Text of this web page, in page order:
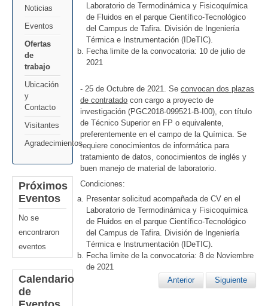
Noticias
Eventos
Ofertas
de
trabajo
Ubicación
y
Contacto
Visitantes
Agradecimientos
Próximos
Eventos
No se
encontraron
eventos
Calendario
de
Laboratorio de Termodinámica y Fisicoquímica
de Fluidos en el parque Científico-Tecnológico
del Campus de Tafira. División de Ingeniería
Térmica e Instrumentación (IDeTIC).
Fecha limite de la convocatoria: 10 de julio de
2021
- 25 de Octubre de 2021. Seconvocan dos plazas
de contratado con cargo a proyecto de
investigación (PGC2018-099521-B-I00), con título
de Técnico Superior en FP o equivalente,
preferentemente en el campo de la Química. Se
requiere conocimientos de informática para
tratamiento de datos, conocimientos de inglés y
buen manejo de material de laboratorio.
Condiciones:
Presentar solicitud acompañada de CV en el
Laboratorio de Termodinámica y Fisicoquímica
de Fluidos en el parque Científico-Tecnológico
del Campus de Tafira. División de Ingeniería
Térmica e Instrumentación (IDeTIC).
Fecha limite de la convocatoria: 8 de Noviembre
de 2021
Anterior
Siguiente